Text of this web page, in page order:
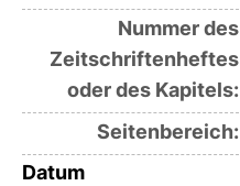
Nummer des
Zeitschriftenheftes
oder des Kapitels:
Seitenbereich:
Datum